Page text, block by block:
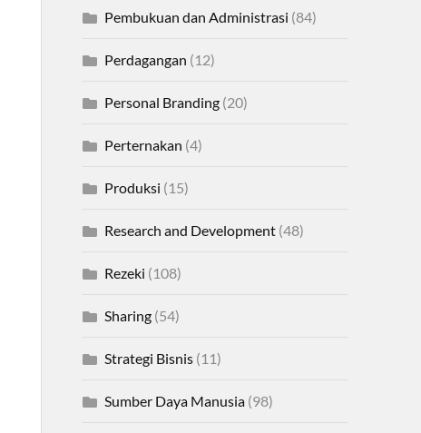
Pembukuan dan Administrasi (84)
Perdagangan (12)
Personal Branding(20)
Perternakan (4)
Produksi (15)
Research and Development(48)
Rezeki (108)
Sharing(54)
Strategi Bisnis(11)
Sumber Daya Manusia(98)